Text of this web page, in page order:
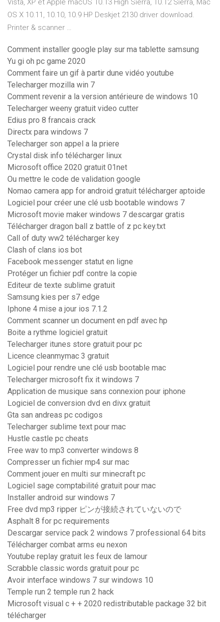
Vista, XP et Apple macOS 10.13 High Sierra, 10.12 Sierra, Mac
OS X 10.11, 10.10, 10.9 HP Deskjet 2130 driver download.
Printer & scanner …
Comment installer google play sur ma tablette samsung
Yu gi oh pc game 2020
Comment faire un gif à partir dune vidéo youtube
Telecharger mozilla win 7
Comment revenir a la version antérieure de windows 10
Telecharger weeny gratuit video cutter
Edius pro 8 francais crack
Directx para windows 7
Telecharger son appel a la priere
Crystal disk info télécharger linux
Microsoft office 2020 gratuit 01net
Ou mettre le code de validation google
Nomao camera app for android gratuit télécharger aptoide
Logiciel pour créer une clé usb bootable windows 7
Microsoft movie maker windows 7 descargar gratis
Télécharger dragon ball z battle of z pc key.txt
Call of duty ww2 télécharger key
Clash of clans ios bot
Facebook messenger statut en ligne
Protéger un fichier pdf contre la copie
Editeur de texte sublime gratuit
Samsung kies per s7 edge
Iphone 4 mise a jour ios 7.1.2
Comment scanner un document en pdf avec hp
Boite a rythme logiciel gratuit
Telecharger itunes store gratuit pour pc
Licence cleanmymac 3 gratuit
Logiciel pour rendre une clé usb bootable mac
Telecharger microsoft fix it windows 7
Application de musique sans connexion pour iphone
Logiciel de conversion dvd en divx gratuit
Gta san andreas pc codigos
Telecharger sublime text pour mac
Hustle castle pc cheats
Free wav to mp3 converter windows 8
Compresser un fichier mp4 sur mac
Comment jouer en multi sur minecraft pc
Logiciel sage comptabilité gratuit pour mac
Installer android sur windows 7
Free dvd mp3 ripper ピンが接続されていないので
Asphalt 8 for pc requirements
Descargar service pack 2 windows 7 professional 64 bits
Télécharger combat arms eu nexon
Youtube replay gratuit les feux de lamour
Scrabble classic words gratuit pour pc
Avoir interface windows 7 sur windows 10
Temple run 2 temple run 2 hack
Microsoft visual c + + 2020 redistributable package 32 bit
télécharger